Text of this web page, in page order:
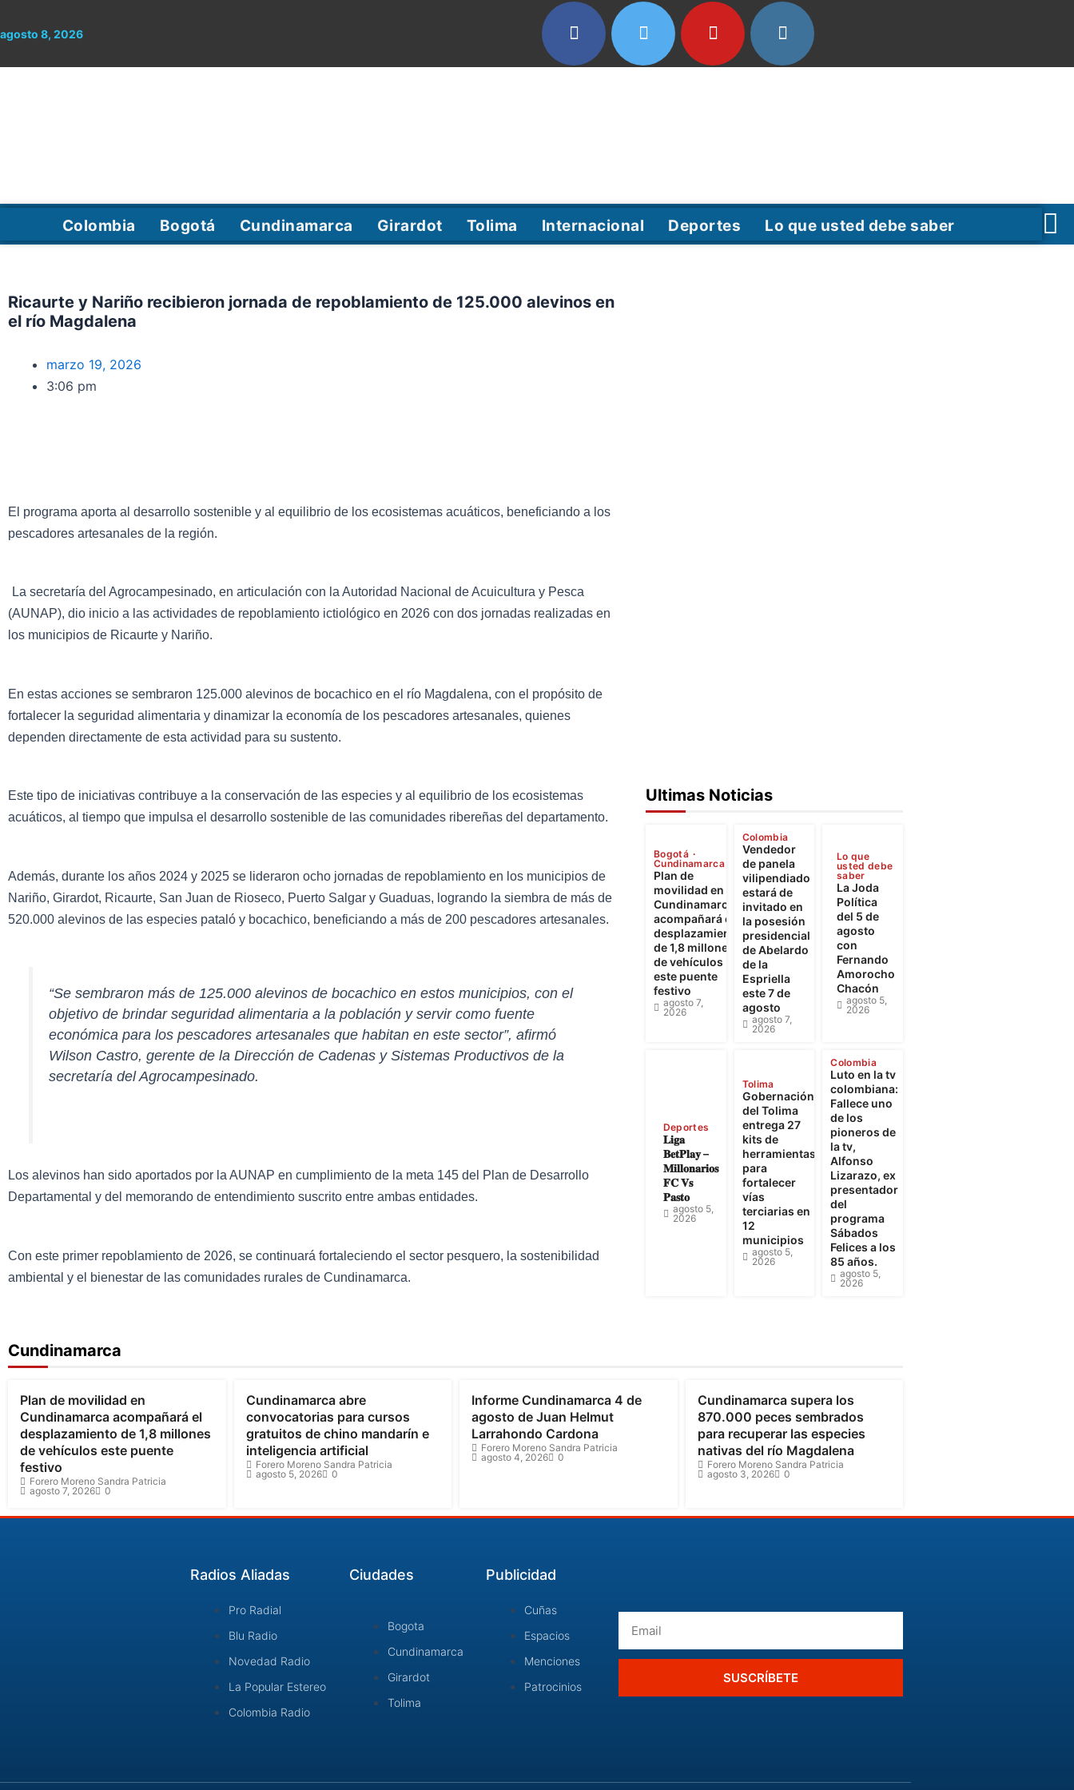
al
agosto 8, 2026
Colombia Bogotá Cundinamarca Girardot Tolima Internacional Deportes Lo que usted debe saber
Ricaurte y Nariño recibieron jornada de repoblamiento de 125.000 alevinos en
el río Magdalena
marzo 19, 2026
3:06 pm
El programa aporta al desarrollo sostenible y al equilibrio de los ecosistemas acuáticos, beneficiando a los
pescadores artesanales de la región.
La secretaría del Agrocampesinado, en articulación con la Autoridad Nacional de Acuicultura y Pesca
(AUNAP), dio inicio a las actividades de repoblamiento ictiológico en 2026 con dos jornadas realizadas en
los municipios de Ricaurte y Nariño.
En estas acciones se sembraron 125.000 alevinos de bocachico en el río Magdalena, con el propósito de
fortalecer la seguridad alimentaria y dinamizar la economía de los pescadores artesanales, quienes
dependen directamente de esta actividad para su sustento.
Este tipo de iniciativas contribuye a la conservación de las especies y al equilibrio de los ecosistemas
acuáticos, al tiempo que impulsa el desarrollo sostenible de las comunidades ribereñas del departamento.
Además, durante los años 2024 y 2025 se lideraron ocho jornadas de repoblamiento en los municipios de
Nariño, Girardot, Ricaurte, San Juan de Rioseco, Puerto Salgar y Guaduas, logrando la siembra de más de
520.000 alevinos de las especies pataló y bocachico, beneficiando a más de 200 pescadores artesanales.
“Se sembraron más de 125.000 alevinos de bocachico en estos municipios, con el
objetivo de brindar seguridad alimentaria a la población y servir como fuente
económica para los pescadores artesanales que habitan en este sector”, afirmó
Wilson Castro, gerente de la Dirección de Cadenas y Sistemas Productivos de la
secretaría del Agrocampesinado.
Los alevinos han sido aportados por la AUNAP en cumplimiento de la meta 145 del Plan de Desarrollo
Departamental y del memorando de entendimiento suscrito entre ambas entidades.
Con este primer repoblamiento de 2026, se continuará fortaleciendo el sector pesquero, la sostenibilidad
ambiental y el bienestar de las comunidades rurales de Cundinamarca.
Ultimas Noticias
Bogotá
Cundinamarca
Plan de
movilidad en
Cundinamarca
acompañará el
desplazamiento
de 1,8 millones
de vehículos
este puente
festivo
agosto 7,
2026
Colombia
Vendedor
de panela
vilipendiado
estará de
invitado en
la posesión
presidencial
de Abelardo
de la
Espriella
este 7 de
agosto
agosto 7,
2026
Lo que
usted debe
saber
La Joda
Política
del 5 de
agosto
con
Fernando
Amorocho
Chacón
agosto 5,
2026
Deportes
𝐋𝐢𝐠𝐚
𝐁𝐞𝐭𝐏𝐥𝐚𝐲 –
𝐌𝐢𝐥𝐥𝐨𝐧𝐚𝐫𝐢𝐨𝐬
𝐅𝐂 𝐕𝐬
𝐏𝐚𝐬𝐭𝐨
agosto 5,
2026
Tolima
Gobernación
del Tolima
entrega 27
kits de
herramientas
para
fortalecer
vías
terciarias en
12
municipios
agosto 5,
2026
Colombia
Luto en la tv
colombiana:
Fallece uno
de los
pioneros de
la tv,
Alfonso
Lizarazo, ex
presentador
del
programa
Sábados
Felices a los
85 años.
agosto 5,
2026
Cundinamarca
Bogotá Cundinamarca
Plan de movilidad en
Cundinamarca acompañará el
desplazamiento de 1,8 millones
de vehículos este puente
festivo
Forero Moreno Sandra Patricia
agosto 7, 2026
0
Cundinamarca abre
convocatorias para cursos
gratuitos de chino mandarín e
inteligencia artificial
Forero Moreno Sandra Patricia
agosto 5, 2026
0
Informe Cundinamarca 4 de
agosto de Juan Helmut
Larrahondo Cardona
Forero Moreno Sandra Patricia
agosto 4, 2026
0
Cundinamarca supera los
870.000 peces sembrados
para recuperar las especies
nativas del río Magdalena
Forero Moreno Sandra Patricia
agosto 3, 2026
0
Radios Aliadas
Pro Radial
Blu Radio
Novedad Radio
La Popular Estereo
Colombia Radio
Ciudades
Bogota
Cundinamarca
Girardot
Tolima
Publicidad
Cuñas
Espacios
Menciones
Patrocinios
SUSCRÍBETE